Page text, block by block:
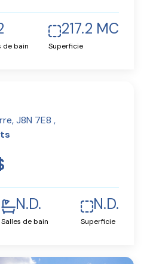
de bain
217.2 MC
Superficie
J8N 7E8 ,
N.D.
Salles de bain
N.D.
Superficie